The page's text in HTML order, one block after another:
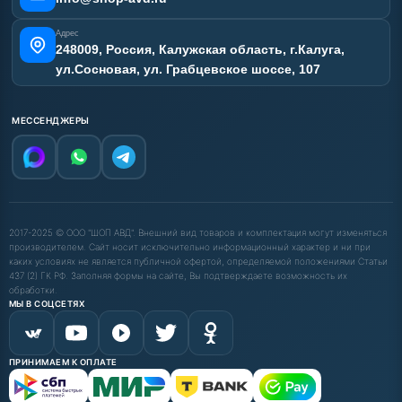
Адрес
248009, Россия, Калужская область, г.Калуга,
ул.Сосновая, ул. Грабцевское шоссе, 107
МЕССЕНДЖЕРЫ
2017-2025 © ООО "ШОП АВД". Внешний вид товаров и комплектация могут изменяться
производителем. Сайт носит исключительно информационный характер и ни при
каких условиях не является публичной офертой, определяемой положениями Статьи
437 (2) ГК РФ. Заполняя формы на сайте, Вы подтверждаете возможность их
обработки.
МЫ В СОЦСЕТЯХ
ПРИНИМАЕМ К ОПЛАТЕ